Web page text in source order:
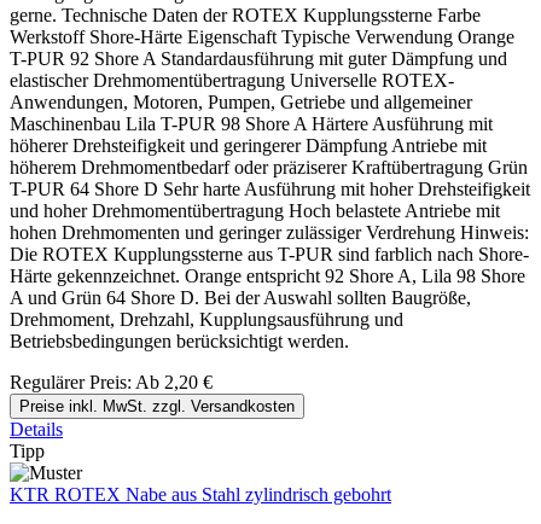
gerne. Technische Daten der ROTEX Kupplungssterne Farbe
Werkstoff Shore-Härte Eigenschaft Typische Verwendung Orange
T-PUR 92 Shore A Standardausführung mit guter Dämpfung und
elastischer Drehmomentübertragung Universelle ROTEX-
Anwendungen, Motoren, Pumpen, Getriebe und allgemeiner
Maschinenbau Lila T-PUR 98 Shore A Härtere Ausführung mit
höherer Drehsteifigkeit und geringerer Dämpfung Antriebe mit
höherem Drehmomentbedarf oder präziserer Kraftübertragung Grün
T-PUR 64 Shore D Sehr harte Ausführung mit hoher Drehsteifigkeit
und hoher Drehmomentübertragung Hoch belastete Antriebe mit
hohen Drehmomenten und geringer zulässiger Verdrehung Hinweis:
Die ROTEX Kupplungssterne aus T-PUR sind farblich nach Shore-
Härte gekennzeichnet. Orange entspricht 92 Shore A, Lila 98 Shore
A und Grün 64 Shore D. Bei der Auswahl sollten Baugröße,
Drehmoment, Drehzahl, Kupplungsausführung und
Betriebsbedingungen berücksichtigt werden.
Regulärer Preis: Ab 2,20 €
Preise inkl. MwSt. zzgl. Versandkosten
Details
Tipp
KTR ROTEX Nabe aus Stahl zylindrisch gebohrt